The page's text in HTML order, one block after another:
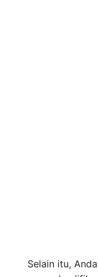
Selain itu,